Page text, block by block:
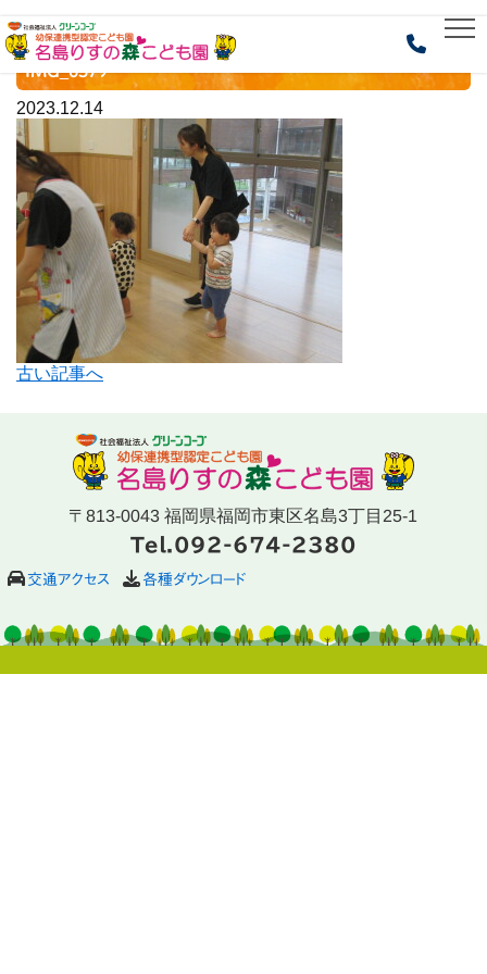
HOME> IMG_0379
IMG_0379
2023.12.14
古い記事へ
〒813-0043 福岡県福岡市東区名島3丁目25-1
Tel.092-674-2380
交通アクセス 各種ダウンロード